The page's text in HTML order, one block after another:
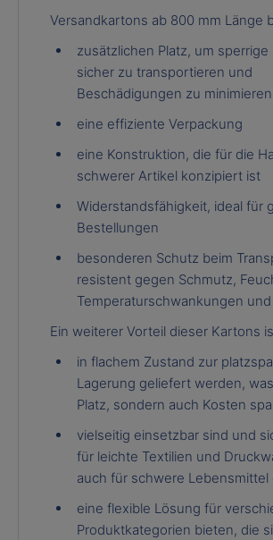
Versandkartons ab 800 mm Länge
zusätzlichen Platz, um sperrige
sicher zu transportieren und
Beschädigungen zu minimieren
eine effiziente Verpackung
eine Konstruktion, die für die
schwerer Artikel konzipiert ist
Widerstandsfähigkeit, ideal für
Bestellungen
besonderen Schutz beim
resistent gegen Schmutz,
Temperaturschwankungen
Ein weiterer Vorteil dieser Kartons
in flachem Zustand zur
Lagerung geliefert werden,
Platz, sondern auch Kosten
vielseitig einsetzbar sind und
für leichte Textilien und
auch für schwere Lebensmittel
eine flexible Lösung für
Produktkategorien bieten, die